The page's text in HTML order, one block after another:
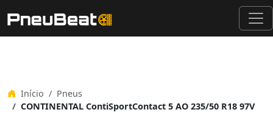
Início
Pneus
CONTINENTAL ContiSportContact 5 AO 235/50 R18 97V